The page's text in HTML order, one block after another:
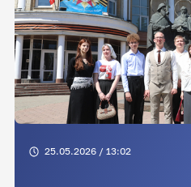
25.05.2026 / 13:02